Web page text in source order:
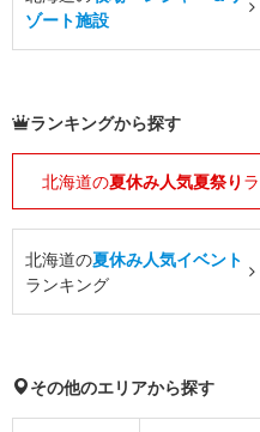
ゾート施設
ランキングから探す
北海道の夏休み人気夏祭り
北海道の夏休み人気イベント
ランキング
その他のエリアから探す